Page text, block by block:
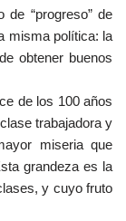
de “progreso” de
misma política: la
obtener buenos
de los 100 años
trabajadora y
miseria que
grandeza es la
y cuyo fruto